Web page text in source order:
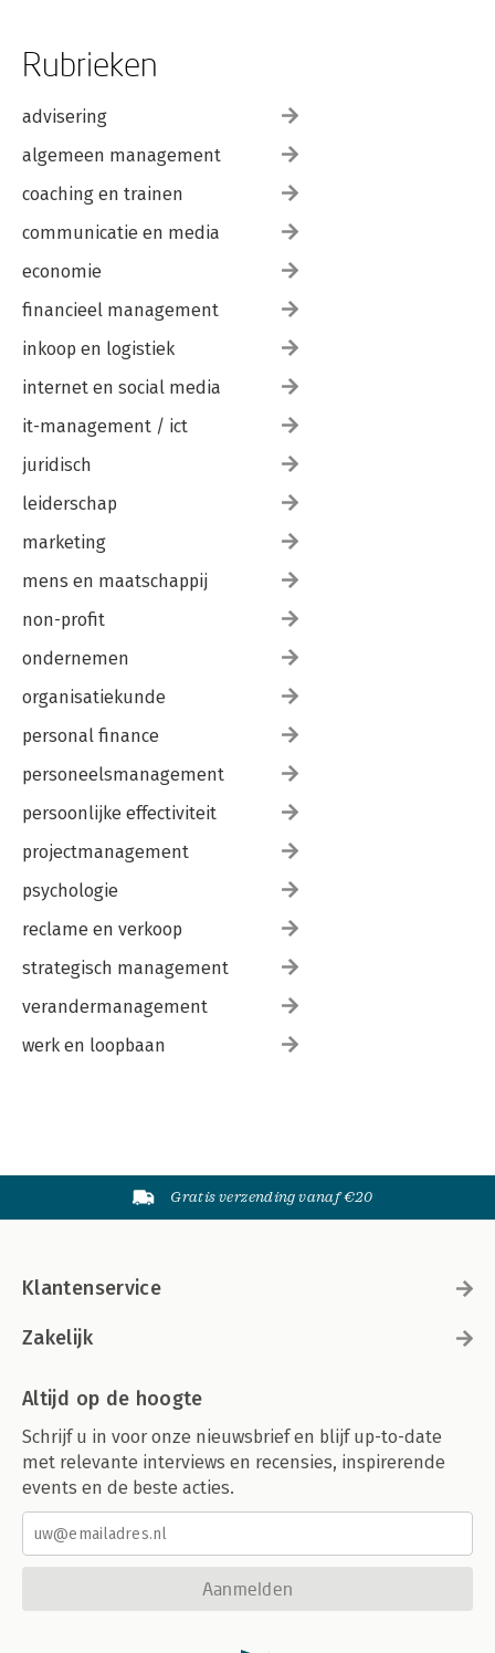
Rubrieken
advisering
algemeen management
coaching en trainen
communicatie en media
economie
financieel management
inkoop en logistiek
internet en social media
it-management / ict
juridisch
leiderschap
marketing
mens en maatschappij
non-profit
ondernemen
organisatiekunde
personal finance
personeelsmanagement
persoonlijke effectiviteit
projectmanagement
psychologie
reclame en verkoop
strategisch management
verandermanagement
werk en loopbaan
Gratis verzending vanaf €20
Klantenservice
Zakelijk
Altijd op de hoogte
Schrijf u in voor onze nieuwsbrief en blijf up-to-date
met relevante interviews en recensies, inspirerende
events en de beste acties.
Aanmelden